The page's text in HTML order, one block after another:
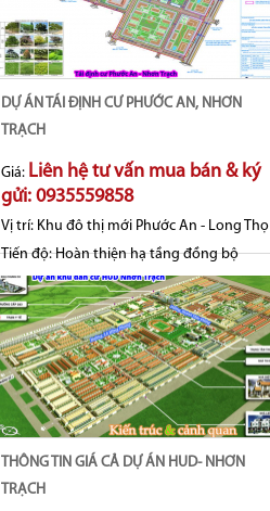
DỰ ÁN TÁI ĐỊNH CƯ PHƯỚC AN, NHƠN
TRẠCH
Giá: Liên hệ tư vấn mua bán & ký
gửi: 0935559858
Vị trí: Khu đô thị mới Phước An - Long Thọ
Tiến độ:Hoàn thiện hạ tầng đồng bộ
THÔNG TIN GIÁ CẢ DỰ ÁN HUD- NHƠN
TRẠCH